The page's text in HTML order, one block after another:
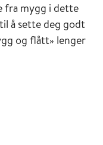
fra mygg i dette
å sette deg godt
og flått» lenger